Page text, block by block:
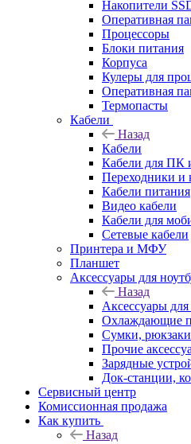
Накопители
Оперативная
Процессоры
Блоки питания
Корпуса
Кулеры для
Оперативная
Термопасты
Кабели
Назад
Кабели
Кабели для ПК
Переходники и
Кабели питания
Видео кабели
Кабели для
Сетевые кабели
Принтера и МФУ
Планшет
Аксессуары для
Назад
Аксессуары для
Охлаждающие
Сумки,
Прочие
Зарядные
Док-станции,
Сервисный центр
Комиссионная продажа
Как купить
Назад